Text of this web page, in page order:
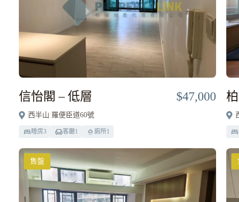
信怡閣 – 低層 $47,000
西半山 羅便臣道60號
睡房3 客廳1 廁所1
售盤